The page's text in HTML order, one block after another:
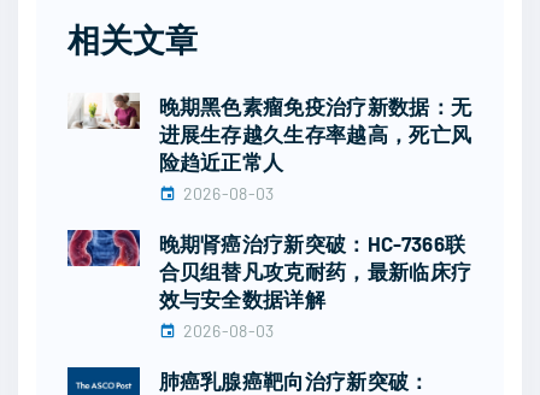
相关文章
晚期黑色素瘤免疫治疗新数据：无
进展生存越久生存率越高，死亡风
险趋近正常人
2026-08-03
晚期肾癌治疗新突破：HC-7366联
合贝组替凡攻克耐药，最新临床疗
效与安全数据详解
2026-08-03
肺癌乳腺癌靶向治疗新突破：